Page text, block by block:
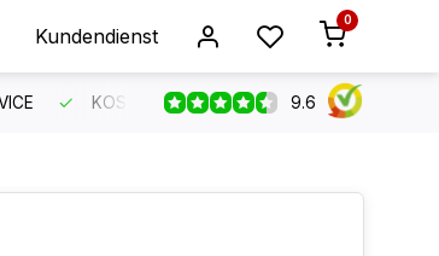
Kundendienst
0
KOSTENLOSER VERSAND AB 150 €
9.6